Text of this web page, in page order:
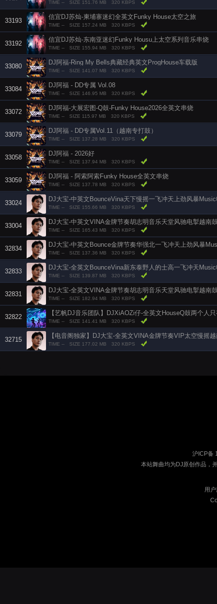
TIME -- SIZE 151.76 MB 320 KBPS
33193
信宜DJ苏灿-柬埔寨迷幻全英文Funky House太空之旅
TIME -- SIZE 157.24 MB 320 KBPS
33192
信宜DJ苏灿-东南亚迷幻Funky Housu上太空系列音乐串烧
TIME -- SIZE 155.94 MB 320 KBPS
33080
DJ阿福-Ring My Bells典藏经典英文ProgHouse车载版
TIME -- SIZE 141.07 MB 320 KBPS
33084
DJ阿福 - DD专属 Vol.08
TIME -- SIZE 146.95 MB 320 KBPS
33072
DJ阿福-大展宏图-Q鼓-Funky House2026全英文串烧
TIME -- SIZE 115.97 MB 320 KBPS
33079
DJ阿福 - DD专属Vol.11（越南专打鼓）
TIME -- SIZE 137.28 MB 320 KBPS
33058
DJ阿福 - 2026好
TIME -- SIZE 137.94 MB 320 KBPS
33059
DJ阿福 - 阿索阿索Funky House全英文串烧
TIME -- SIZE 137.78 MB 320 KBPS
33024
DJ大宝-中英文BounceVina天下慢摇一飞冲天上劲风暴
TIME -- SIZE 155.66 MB 320 KBPS
33004
DJ大宝-中英文VINA金牌节奏胡志明音乐天堂风驰电掣越南
TIME -- SIZE 165.43 MB 320 KBPS
32834
DJ大宝-中英文Bounce金牌节奏华强北一飞冲天上劲风暴
TIME -- SIZE 137.36 MB 320 KBPS
32833
DJ大宝-全英文BounceVina新东泰野人的士高一飞冲天
TIME -- SIZE 139.87 MB 320 KBPS
32831
DJ大宝-全英文VINA金牌节奏胡志明音乐天堂风驰电掣越南
TIME -- SIZE 182.94 MB 320 KBPS
32822
TIME -- SIZE 141.41 MB 320 KBPS
32715
TIME -- SIZE 177.02 MB 320 KBPS
沪ICP备
本站舞曲均为DJ原创作品，
用